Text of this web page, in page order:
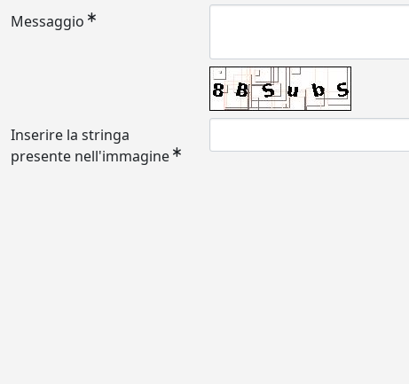
Messaggio
Inserire la stringa
presente nell'immagine